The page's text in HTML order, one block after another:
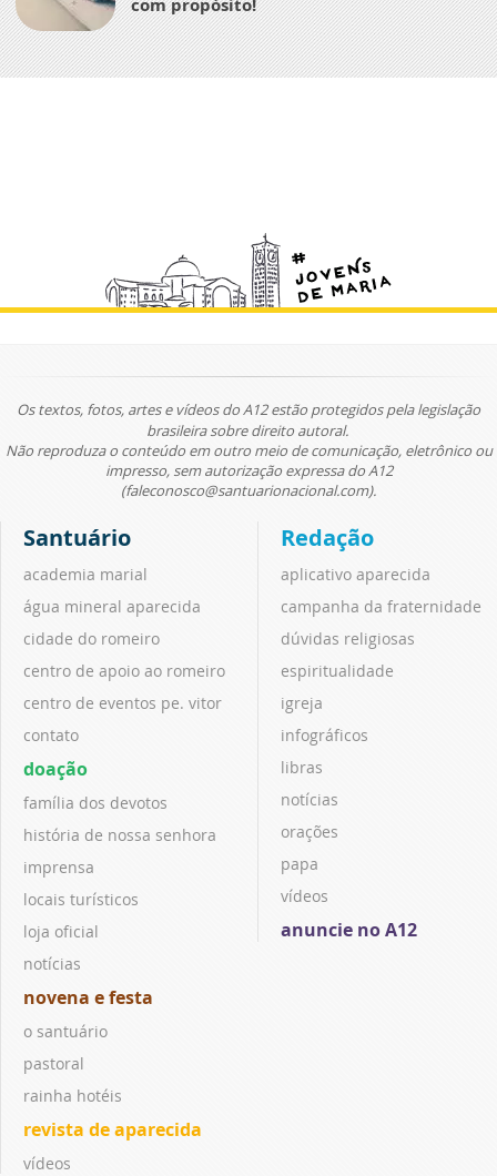
Os textos, fotos, artes e vídeos do A12 estão protegidos pela legislação
brasileira sobre direito autoral.
Não reproduza o conteúdo em outro meio de comunicação, eletrônico ou
impresso, sem autorização expressa do A12
(faleconosco@santuarionacional.com).
Santuário
academia marial
água mineral aparecida
cidade do romeiro
centro de apoio ao romeiro
centro de eventos pe. vitor
contato
doação
família dos devotos
história de nossa senhora
imprensa
locais turísticos
loja oficial
notícias
novena e festa
o santuário
pastoral
rainha hotéis
revista de aparecida
vídeos
Redação
aplicativo aparecida
campanha da fraternidade
dúvidas religiosas
espiritualidade
igreja
infográficos
libras
notícias
orações
papa
vídeos
anuncie no A12